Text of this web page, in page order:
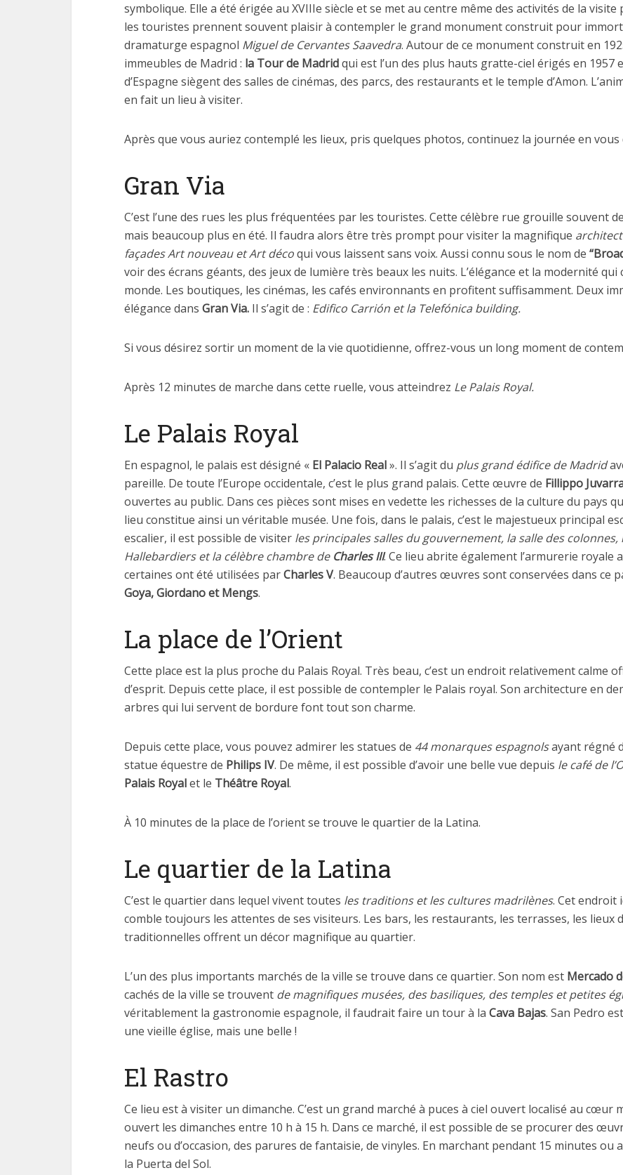
symbolique. Elle a été érigée au XVIIIe siècle et se met au centre même des activités de la
les touristes prennent souvent plaisir à contempler le grand monument construit pour
dramaturge espagnol Miguel de Cervantes Saavedra. Autour de ce monument construit en
immeubles de Madrid : la Tour de Madridqui est l’un des plus hauts gratte-ciel érigés en 1957
d’Espagne siègent des salles de cinémas, des parcs, des restaurants et le temple d’Amon.
en fait un lieu à visiter.
Après que vous auriez contemplé les lieux, pris quelques photos, continuez la journée en
Gran Via
C’est l’une des rues les plus fréquentées par les touristes. Cette célèbre rue grouille souvent
mais beaucoup plus en été. Il faudra alors être très prompt pour visiter la magnifique
façades Art nouveau et Art décoqui vous laissent sans voix. Aussi connu sous le nom de
voir des écrans géants, des jeux de lumière très beaux les nuits. L’élégance et la modernité
monde. Les boutiques, les cinémas, les cafés environnants en profitent suffisamment. Deux
élégance dans Gran Via. Il s’agit de : Edifico Carrión et la Telefónica building.
Si vous désirez sortir un moment de la vie quotidienne, offrez-vous un long moment de
Après 12 minutes de marche dans cette ruelle, vous atteindrez Le Palais Royal.
Le Palais Royal
En espagnol, le palais est désigné « El Palacio Real». Il s’agit du plus grand édifice de Madrid
pareille. De toute l’Europe occidentale, c’est le plus grand palais. Cette œuvre de Fillippo
ouvertes au public. Dans ces pièces sont mises en vedette les richesses de la culture du pays
lieu constitue ainsi un véritable musée. Une fois, dans le palais, c’est le majestueux principal
escalier, il est possible de visiter les principales salles du gouvernement, la salle des
Hallebardiers et la célèbre chambre de Charles III. Ce lieu abrite également l’armurerie royale
certaines ont été utilisées parCharles V. Beaucoup d’autres œuvres sont conservées dans ce
Goya, Giordano et Mengs.
La place de l’Orient
Cette place est la plus proche du Palais Royal. Très beau, c’est un endroit relativement calme
d’esprit. Depuis cette place, il est possible de contempler le Palais royal. Son architecture en
arbres qui lui servent de bordure font tout son charme.
Depuis cette place, vous pouvez admirer les statues de 44 monarques espagnolsayant régné
statue équestre de Philips IV. De même, il est possible d’avoir une belle vue depuis le café de
Palais Royalet le Théâtre Royal.
À 10 minutes de la place de l’orient se trouve le quartier de la Latina.
Le quartier de la Latina
C’est le quartier dans lequel vivent toutes les traditions et les cultures madrilènes. Cet endroit
comble toujours les attentes de ses visiteurs. Les bars, les restaurants, les terrasses, les lieux
traditionnelles offrent un décor magnifique au quartier.
L’un des plus importants marchés de la ville se trouve dans ce quartier. Son nom est Mercado
cachés de la ville se trouvent de magnifiques musées, des basiliques, des temples et petites
véritablement la gastronomie espagnole, il faudrait faire un tour à la Cava Bajas. San Pedro
une vieille église, mais une belle !
El Rastro
Ce lieu est à visiter un dimanche. C’est un grand marché à puces à ciel ouvert localisé au cœur
ouvert les dimanches entre 10 h à 15 h. Dans ce marché, il est possible de se procurer des
neufs ou d’occasion, des parures de fantaisie, de vinyles. En marchant pendant 15 minutes ou
la Puerta del Sol.